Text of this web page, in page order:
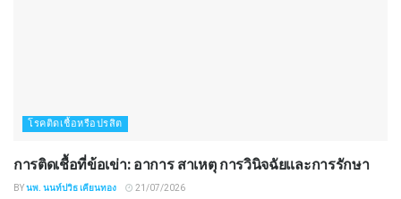
โรคติดเชื้อหรือปรสิต
การติดเชื้อที่ข้อเข่า: อาการ สาเหตุ การวินิจฉัยและการรักษา
BYนพ. นนท์ปวิธ เคียนทอง 21/07/2026